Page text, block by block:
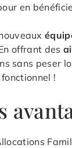
en
offrant des
sans peser
!